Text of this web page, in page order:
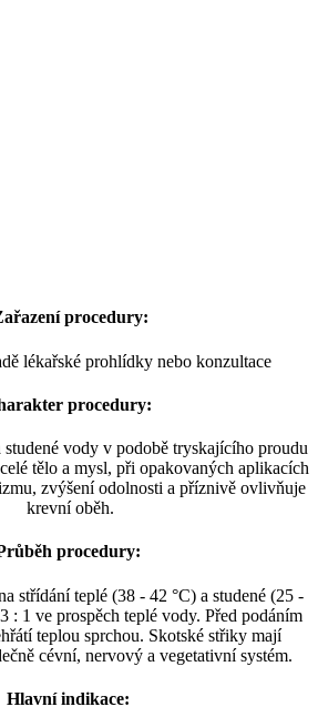
procedury:
lékařské prohlídky nebo konzultace
procedury:
studené vody v podobě tryskajícího proudu
tělo a mysl, při opakovaných aplikacích
zvýšení odolnosti a příznivě ovlivňuje
krevní oběh.
procedury:
střídání teplé (38 - 42 °C) a studené (25 -
: 1 ve prospěch teplé vody. Před podáním
teplou sprchou. Skotské střiky mají
cévní, nervový a vegetativní systém.
Hlavní indikace: